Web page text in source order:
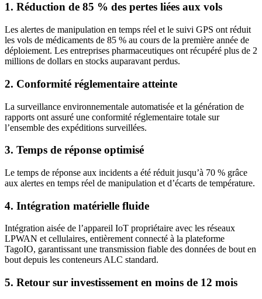
1. Réduction de 85 % des pertes liées aux vols
Les alertes de manipulation en temps réel et le suivi GPS ont réduit
les vols de médicaments de 85 % au cours de la première année de
déploiement. Les entreprises pharmaceutiques ont récupéré plus de 2
millions de dollars en stocks auparavant perdus.
2. Conformité réglementaire atteinte
La surveillance environnementale automatisée et la génération de
rapports ont assuré une conformité réglementaire totale sur
l’ensemble des expéditions surveillées.
3. Temps de réponse optimisé
Le temps de réponse aux incidents a été réduit jusqu’à 70 % grâce
aux alertes en temps réel de manipulation et d’écarts de température.
4. Intégration matérielle fluide
Intégration aisée de l’appareil IoT propriétaire avec les réseaux
LPWAN et cellulaires, entièrement connecté à la plateforme
TagoIO, garantissant une transmission fiable des données de bout en
bout depuis les conteneurs ALC standard.
5. Retour sur investissement en moins de 12 mois